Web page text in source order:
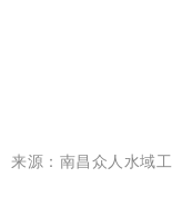
来源 ： 南昌众人水域